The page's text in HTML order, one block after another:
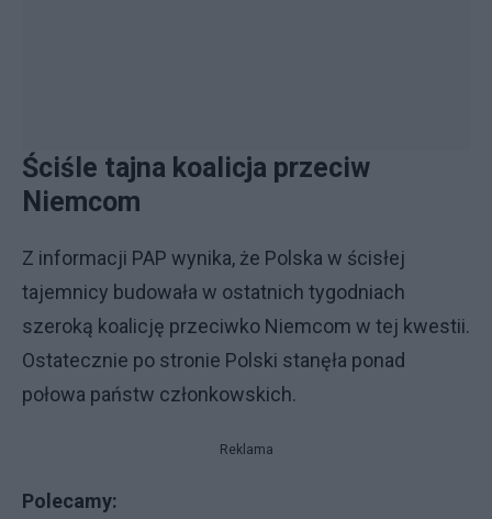
Ściśle tajna koalicja przeciw
Niemcom
Z informacji PAP wynika, że Polska w ścisłej
tajemnicy budowała w ostatnich tygodniach
szeroką koalicję przeciwko Niemcom w tej kwestii.
Ostatecznie po stronie Polski stanęła ponad
połowa państw członkowskich.
Reklama
Polecamy: